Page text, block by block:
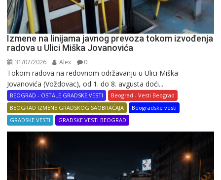
Izmene na linijama javnog prevoza tokom izvođenja
radova u Ulici Miška Jovanovića
31/07/2026 Alex 0
Tokom radova na redovnom održavanju u Ulici Miška
Jovanovića (Voždovac), od 1. do 8. avgusta doći...
BEOGRAD - OSTALE GRADSKE VESTI
Beograd - Vesti Beograd
BEOGRAD IZMENE GRADSKOG SAOBRAĆAJA
Beogradske vesti
GRADSKE VESTI
GRADSKE VESTI BEOGRAD